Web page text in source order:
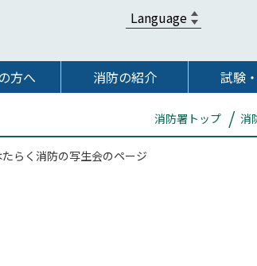
方へ 消防の紹介 試験
消防署トップ 消
らく消防の写生会のページ